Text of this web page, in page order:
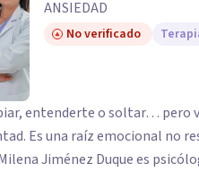
ANSIEDAD
No verificado
entenderte o soltar… pero
Es una raíz emocional no